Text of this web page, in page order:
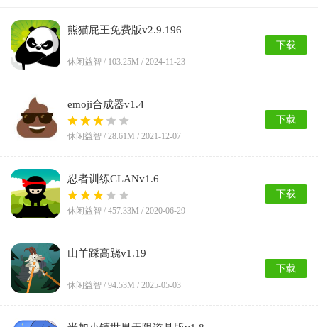
熊猫屁王免费版v2.9.196
休闲益智 / 103.25M / 2024-11-23
下载
emoji合成器v1.4
休闲益智 / 28.61M / 2021-12-07
下载
忍者训练CLANv1.6
休闲益智 / 457.33M / 2020-06-29
下载
山羊踩高跷v1.19
休闲益智 / 94.53M / 2025-05-03
下载